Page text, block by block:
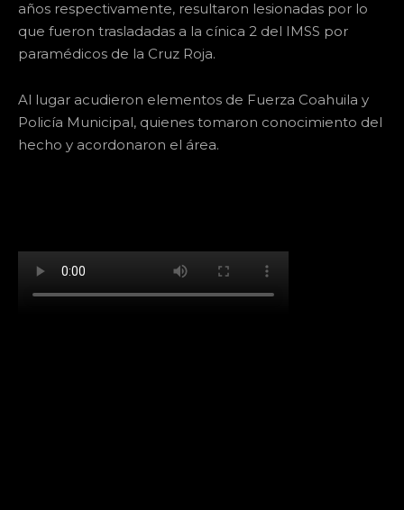
años respectivamente, resultaron lesionadas por lo
que fueron trasladadas a la cínica 2 del IMSS por
paramédicos de la Cruz Roja.
Al lugar acudieron elementos de Fuerza Coahuila y
Policía Municipal, quienes tomaron conocimiento del
hecho y acordonaron el área.